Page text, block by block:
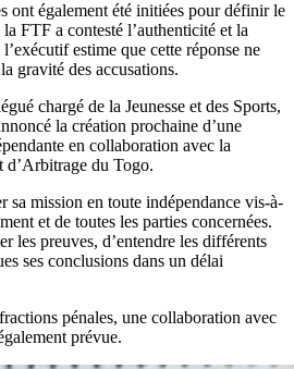
ont également été initiées pour définir le
FTF a contesté l’authenticité et la
estime que cette réponse ne
gravité des accusations.
chargé de la Jeunesse et des Sports,
la création prochaine d’une
en collaboration avec la
d’Arbitrage du Togo.
sa mission en toute indépendance vis-à-
et de toutes les parties concernées.
les preuves, d’entendre les différents
ses conclusions dans un délai
pénales, une collaboration avec
prévue.